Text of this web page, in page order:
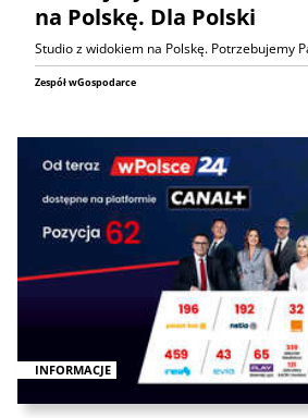
na Polskę. Dla Polski
Studio z widokiem na Polskę. Potrzebujemy
Zespół wGospodarce
INFORMACJE